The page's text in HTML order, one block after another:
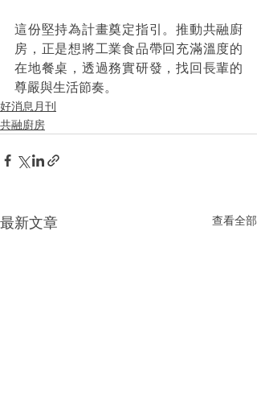
這份堅持為計畫奠定指引。推動共融廚
房，正是想將工業食品帶回充滿溫度的
在地餐桌，透過務實研發，找回長輩的
尊嚴與生活節奏。
好消息月刊
共融廚房
最新文章 查看全部